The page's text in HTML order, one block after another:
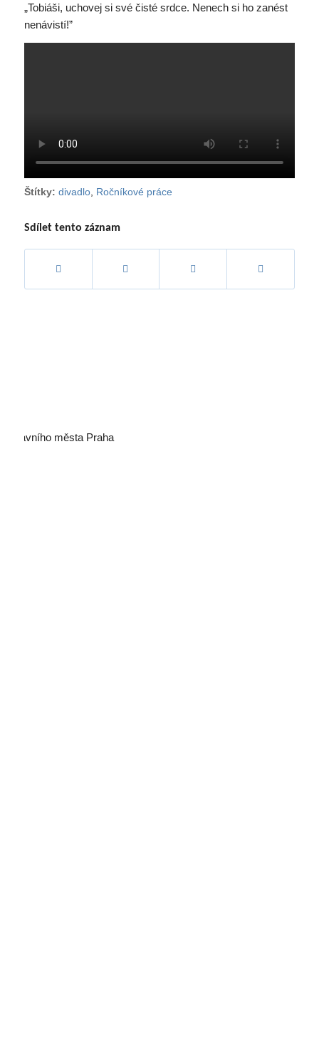
„Tobiáši, uchovej si své čisté srdce. Nenech si ho zanést
nenávistí!”
Štítky: divadlo, Ročníkové práce
Sdílet tento záznam